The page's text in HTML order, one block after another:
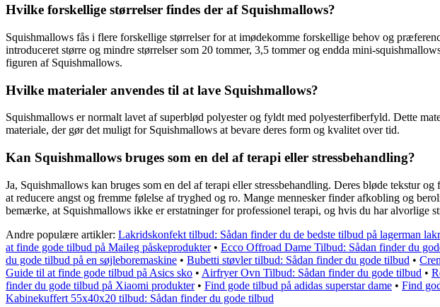
Hvilke forskellige størrelser findes der af Squishmallows?
Squishmallows fås i flere forskellige størrelser for at imødekomme forskellige behov og
introduceret større og mindre størrelser som 20 tommer, 3,5 tommer og endda mini-
figuren af Squishmallows.
Hvilke materialer anvendes til at lave Squishmallows?
Squishmallows er normalt lavet af superblød polyester og fyldt med polyesterfiberfyld. Dette
materiale, der gør det muligt for Squishmallows at bevare deres form og kvalitet over tid.
Kan Squishmallows bruges som en del af terapi eller stressbehandling?
Ja, Squishmallows kan bruges som en del af terapi eller stressbehandling. Deres bløde tekstur
at reducere angst og fremme følelse af tryghed og ro. Mange mennesker finder afkobling og
bemærke, at Squishmallows ikke er erstatninger for professionel terapi, og hvis du har alvorlige
Andre populære artikler: Lakridskonfekt tilbud: Sådan finder du de bedste tilbud på lagerman
at finde gode tilbud på Maileg påskeprodukter• Ecco Offroad Dame Tilbud: Sådan finder du
du gode tilbud på en søjleboremaskine • Bubetti støvler tilbud: Sådan finder du gode tilbud •
Guide til at finde gode tilbud på Asics sko • Airfryer Ovn Tilbud: Sådan finder du gode tilbud •
finder du gode tilbud på Xiaomi produkter• Find gode tilbud på adidas superstar dame • Find
Kabinekuffert 55x40x20 tilbud: Sådan finder du gode tilbud